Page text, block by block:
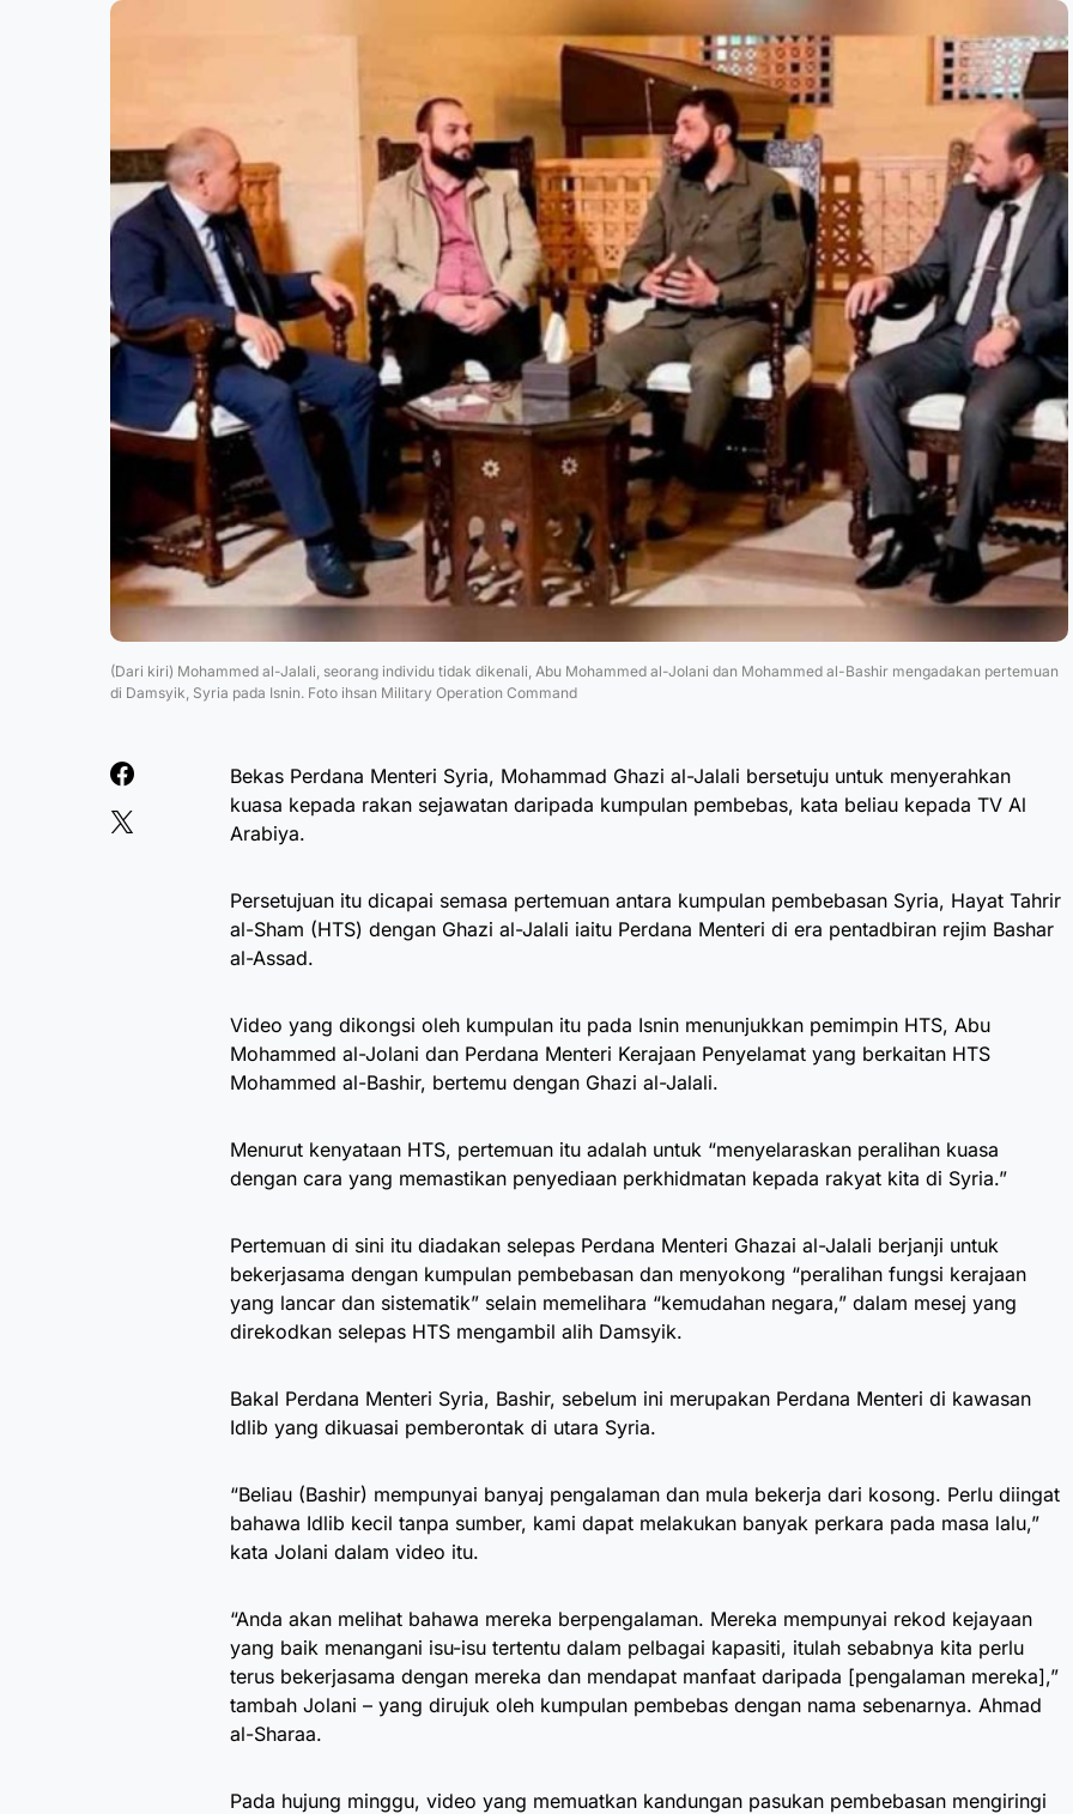
(Dari kiri) Mohammed al-Jalali, seorang individu tidak dikenali, Abu Mohammed al-Jolani dan Mohammed al-Bashir mengadakan pertemuan
di Damsyik, Syria pada Isnin. Foto ihsan Military Operation Command
Bekas Perdana Menteri Syria, Mohammad Ghazi al-Jalali bersetuju untuk menyerahkan
kuasa kepada rakan sejawatan daripada kumpulan pembebas, kata beliau kepada TV Al
Arabiya.
Persetujuan itu dicapai semasa pertemuan antara kumpulan pembebasan Syria, Hayat Tahrir
al-Sham (HTS) dengan Ghazi al-Jalali iaitu Perdana Menteri di era pentadbiran rejim Bashar
al-Assad.
Video yang dikongsi oleh kumpulan itu pada Isnin menunjukkan pemimpin HTS, Abu
Mohammed al-Jolani dan Perdana Menteri Kerajaan Penyelamat yang berkaitan HTS
Mohammed al-Bashir, bertemu dengan Ghazi al-Jalali.
Menurut kenyataan HTS, pertemuan itu adalah untuk “menyelaraskan peralihan kuasa
dengan cara yang memastikan penyediaan perkhidmatan kepada rakyat kita di Syria.”
Pertemuan di sini itu diadakan selepas Perdana Menteri Ghazai al-Jalali berjanji untuk
bekerjasama dengan kumpulan pembebasan dan menyokong “peralihan fungsi kerajaan
yang lancar dan sistematik” selain memelihara “kemudahan negara,” dalam mesej yang
direkodkan selepas HTS mengambil alih Damsyik.
Bakal Perdana Menteri Syria, Bashir, sebelum ini merupakan Perdana Menteri di kawasan
Idlib yang dikuasai pemberontak di utara Syria.
“Beliau (Bashir) mempunyai banyaj pengalaman dan mula bekerja dari kosong. Perlu diingat
bahawa Idlib kecil tanpa sumber, kami dapat melakukan banyak perkara pada masa lalu,”
kata Jolani dalam video itu.
“Anda akan melihat bahawa mereka berpengalaman. Mereka mempunyai rekod kejayaan
yang baik menangani isu-isu tertentu dalam pelbagai kapasiti, itulah sebabnya kita perlu
terus bekerjasama dengan mereka dan mendapat manfaat daripada [pengalaman mereka],”
tambah Jolani – yang dirujuk oleh kumpulan pembebas dengan nama sebenarnya. Ahmad
al-Sharaa.
Pada hujung minggu, video yang memuatkan kandungan pasukan pembebasan mengiringi